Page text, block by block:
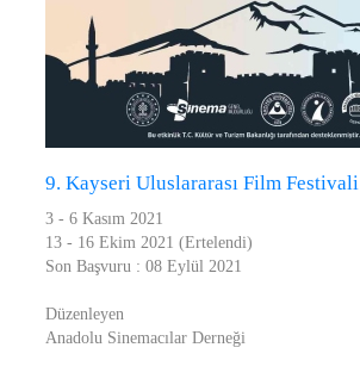
9. Kayseri Uluslararası Film Festivali
3 - 6 Kasım 2021
13 - 16 Ekim 2021 (Ertelendi)
Son Başvuru : 08 Eylül 2021
Düzenleyen
Anadolu Sinemacılar Derneği